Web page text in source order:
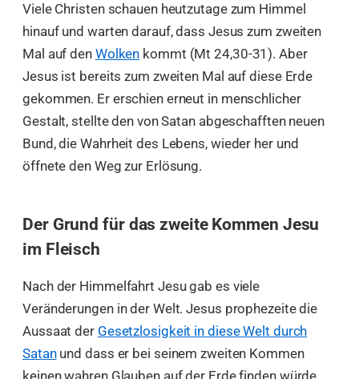
Viele Christen schauen heutzutage zum Himmel
hinauf und warten darauf, dass Jesus zum zweiten
Mal auf den Wolken kommt (Mt 24,30-31). Aber
Jesus ist bereits zum zweiten Mal auf diese Erde
gekommen. Er erschien erneut in menschlicher
Gestalt, stellte den von Satan abgeschafften neuen
Bund, die Wahrheit des Lebens, wieder her und
öffnete den Weg zur Erlösung.
Der Grund für das zweite Kommen Jesu
im Fleisch
Nach der Himmelfahrt Jesu gab es viele
Veränderungen in der Welt. Jesus prophezeite die
Aussaat der Gesetzlosigkeit in diese Welt durch
Satanund dass er bei seinem zweiten Kommen
keinen wahren Glauben auf der Erde finden würde